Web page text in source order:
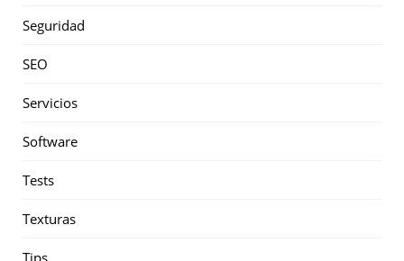
Seguridad
SEO
Servicios
Software
Tests
Texturas